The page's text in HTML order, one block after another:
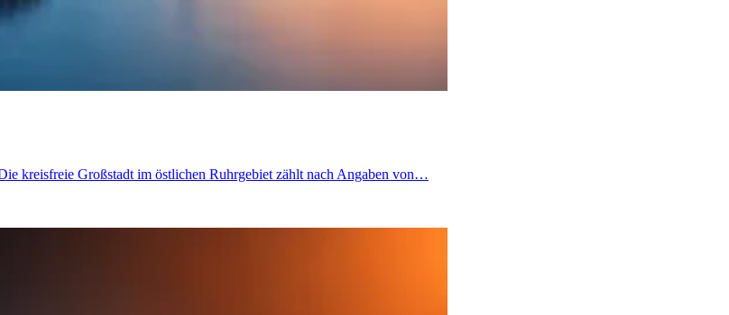
kreisfreie Großstadt im östlichen Ruhrgebiet zählt nach Angaben von…